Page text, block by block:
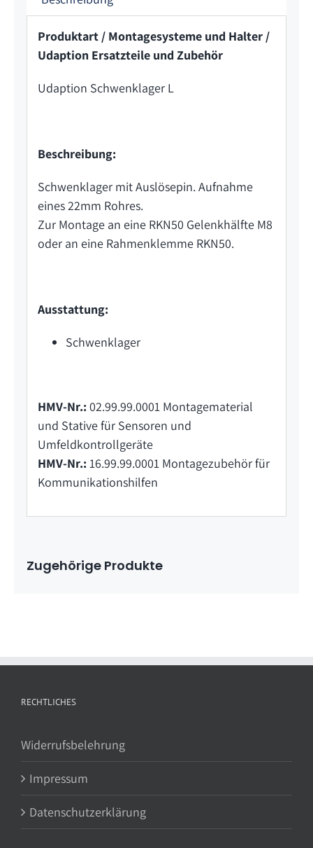
Produktart / Montagesysteme und Halter /
Udaption Ersatzteile und Zubehör
Udaption Schwenklager L
Beschreibung:
Schwenklager mit Auslösepin. Aufnahme
eines 22mm Rohres.
Zur Montage an eine RKN50 Gelenkhälfte M8
oder an eine Rahmenklemme RKN50.
Ausstattung:
Schwenklager
HMV-Nr.: 02.99.99.0001 Montagematerial
und Stative für Sensoren und
Umfeldkontrollgeräte
HMV-Nr.: 16.99.99.0001 Montagezubehör für
Kommunikationshilfen
Zugehörige Produkte
RECHTLICHES
Widerrufsbelehrung
Impressum
Datenschutzerklärung